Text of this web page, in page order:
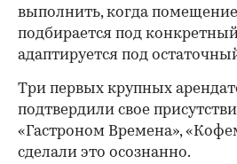
выполнить, когда
подбирается под
адаптируется под
Три первых крупных
подтвердили свое
«Гастроном Времена»,
сделали это осознанно.